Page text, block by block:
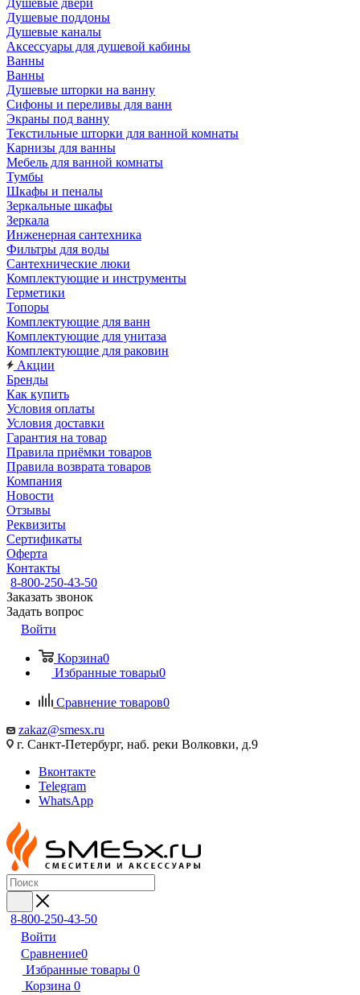
Душевые двери
Душевые поддоны
Душевые каналы
Аксессуары для душевой кабины
Ванны
Ванны
Душевые шторки на ванну
Сифоны и переливы для ванн
Экраны под ванну
Текстильные шторки для ванной комнаты
Карнизы для ванны
Мебель для ванной комнаты
Тумбы
Шкафы и пеналы
Зеркальные шкафы
Зеркала
Инженерная сантехника
Фильтры для воды
Сантехнические люки
Комплектующие и инструменты
Герметики
Топоры
Комплектующие для ванн
Комплектующие для унитаза
Комплектующие для раковин
Акции
Бренды
Как купить
Условия оплаты
Условия доставки
Гарантия на товар
Правила приёмки товаров
Правила возврата товаров
Компания
Новости
Отзывы
Реквизиты
Сертификаты
Оферта
Контакты
8-800-250-43-50
Заказать звонок
Задать вопрос
Войти
Корзина0
Избранные товары0
Сравнение товаров0
zakaz@smesx.ru
г. Санкт-Петербург, наб. реки Волковки, д.9
Вконтакте
Telegram
WhatsApp
8-800-250-43-50
Войти
Сравнение0
Избранные товары 0
Корзина 0